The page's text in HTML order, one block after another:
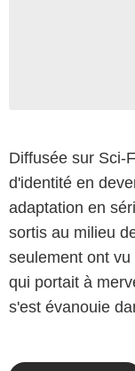
Diffusée sur Sci-
d'identité en
adaptation en
sortis au milieu
seulement ont vu
qui portait à
s'est évanouie